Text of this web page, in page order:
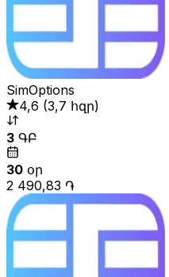
SimOptions
4,6 (3,7 հզր)
3 ԳԲ
30 օր
2 490,83 ֏